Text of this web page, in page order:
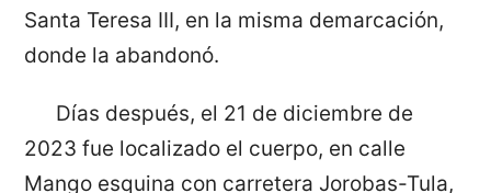
Santa Teresa III, en la misma demarcación,
donde la abandonó.
Días después, el 21 de diciembre de
2023 fue localizado el cuerpo, en calle
Mango esquina con carretera Jorobas-Tula,